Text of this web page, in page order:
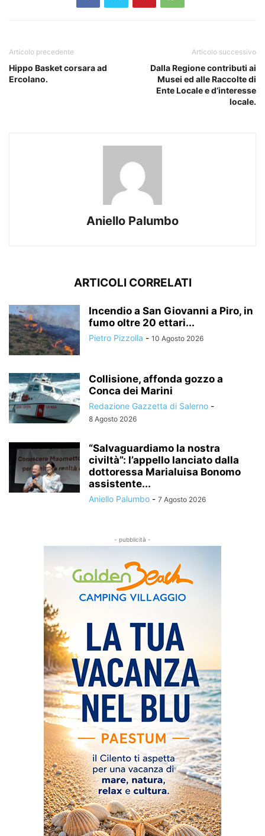
Articolo precedente
Hippo Basket corsara ad
Ercolano.
Articolo successivo
Dalla Regione contributi ai
Musei ed alle Raccolte di
Ente Locale e d’interesse
locale.
Aniello Palumbo
ARTICOLI CORRELATI
Incendio a San Giovanni a Piro, in
fumo oltre 20 ettari...
Pietro Pizzolla - 10 Agosto 2026
Collisione, affonda gozzo a
Conca dei Marini
Redazione Gazzetta di Salerno -
8 Agosto 2026
“Salvaguardiamo la nostra
civiltà”: l’appello lanciato dalla
dottoressa Marialuisa Bonomo
assistente...
Aniello Palumbo - 7 Agosto 2026
- pubblicità -